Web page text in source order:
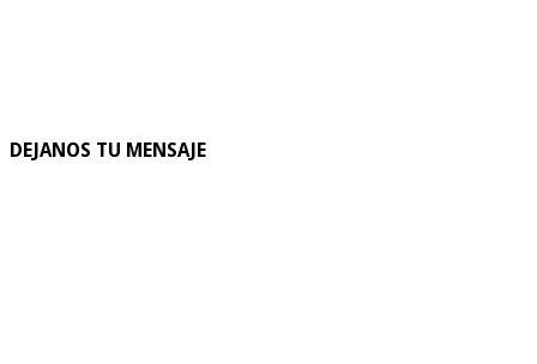
DEJANOS TU MENSAJE